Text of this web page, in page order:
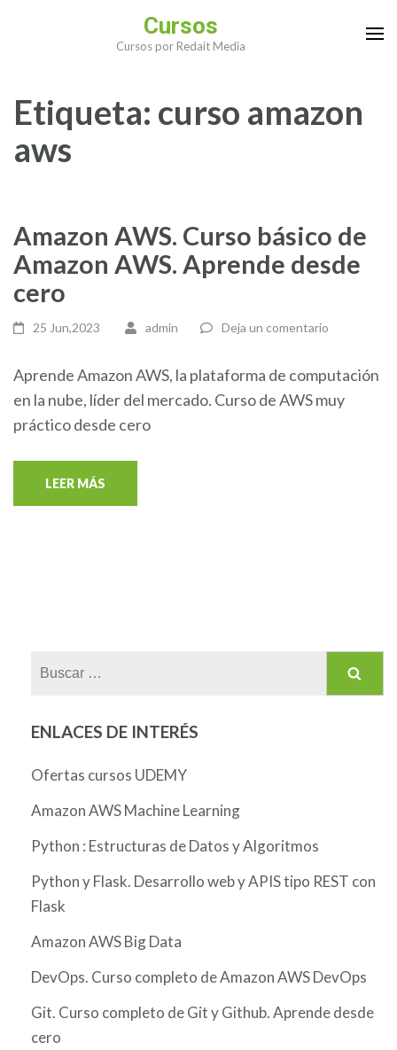
Intro)
Cursos
Cursos por Redait Media
Etiqueta: curso amazon
aws
Amazon AWS. Curso básico de
Amazon AWS. Aprende desde
cero
25 Jun,2023 admin Deja un comentario
Aprende Amazon AWS, la plataforma de computación
en la nube, líder del mercado. Curso de AWS muy
práctico desde cero
LEER MÁS
ENLACES DE INTERÉS
Ofertas cursos UDEMY
Amazon AWS Machine Learning
Python : Estructuras de Datos y Algoritmos
Python y Flask. Desarrollo web y APIS tipo REST con
Flask
Amazon AWS Big Data
DevOps. Curso completo de Amazon AWS DevOps
Git. Curso completo de Git y Github. Aprende desde
cero